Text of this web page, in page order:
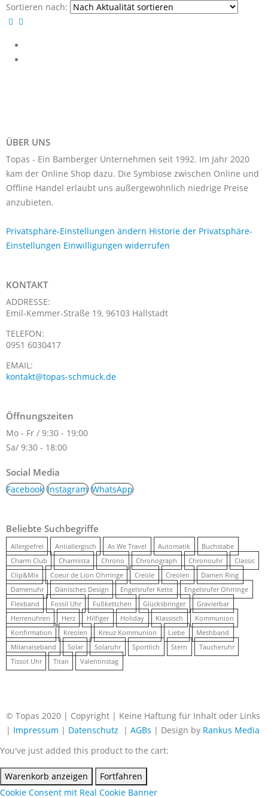
Sortieren nach:
ÜBER UNS
Topas - Ein Bamberger Unternehmen seit 1992. Im Jahr 2020
kam der Online Shop dazu. Die Symbiose zwischen Online und
Offline Handel erlaubt uns außergewöhnlich niedrige Preise
anzubieten.
Privatsphäre-Einstellungen ändern Historie der Privatsphäre-
Einstellungen Einwilligungen widerrufen
KONTAKT
ADDRESSE:
Emil-Kemmer-Straße 19, 96103 Hallstadt
TELEFON:
0951 6030417
EMAIL:
kontakt@topas-schmuck.de
Öffnungszeiten
Mo - Fr / 9:30 - 19:00
Sa/ 9:30 - 18:00
Social Media
Facebook Instagram WhatsApp
Beliebte Suchbegriffe
Allergiefrei Antiallergisch As We Travel Automatik
Buchstabe
Charm Club
Charmista Chrono Chronograph Chronouhr
Classic
Clip&Mix
Coeur de Lion Ohrringe Creole Creolen
Damen Ring
Damenuhr
Dänisches Design Engelsrufer Kette
Engelsrufer Ohrringe
Flexband
Fossil Uhr Fußkettchen Glücksbringer
Gravierbar
Herrenuhren
Herz Hilfiger Holiday Klassisch
Kommunion
Konfirmation
Kreolen Kreuz Kommunion Liebe
Meshband
Milanaiseband
Solar Solaruhr Sportlich Stern
Taucheruhr
Tissot Uhr
Titan Valentinstag
© Topas 2020 | Copyright | Keine Haftung für Inhalt oder Links
| Impressum | Datenschutz | AGBs | Design by Rankus Media
You've just added this product to the cart:
Warenkorb anzeigen
Fortfahren
Cookie Consent mit Real Cookie Banner